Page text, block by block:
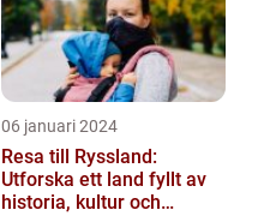
06 januari 2024
Resa till Ryssland:
Utforska ett land fyllt av
historia, kultur och